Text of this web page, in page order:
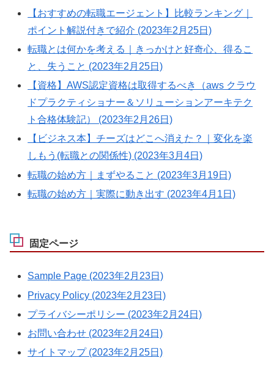
【おすすめの転職エージェント】比較ランキング｜
ポイント解説付きで紹介 (2023年2月25日)
転職とは何かを考える｜きっかけと好奇心、得るこ
と、失うこと (2023年2月25日)
【資格】AWS認定資格は取得するべき（aws クラウ
ドプラクティショナー＆ソリューションアーキテク
ト合格体験記） (2023年2月26日)
【ビジネス本】チーズはどこへ消えた？｜変化を楽
しもう(転職との関係性) (2023年3月4日)
転職の始め方｜まずやること (2023年3月19日)
転職の始め方｜実際に動き出す (2023年4月1日)
固定ページ
Sample Page (2023年2月23日)
Privacy Policy (2023年2月23日)
プライバシーポリシー (2023年2月24日)
お問い合わせ (2023年2月24日)
サイトマップ (2023年2月25日)